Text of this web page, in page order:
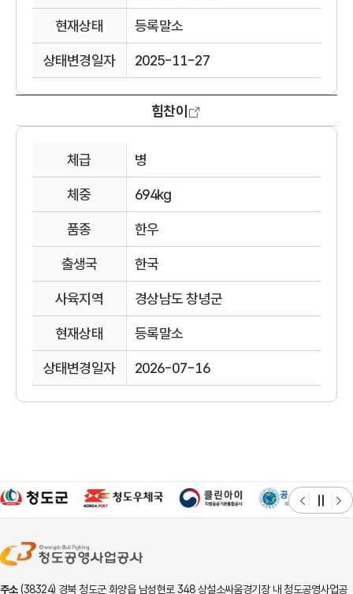
현재상태 등록말소
상태변경일자 2025-11-27
힘찬이
체급 병
체중 694kg
품종 한우
출생국 한국
사육지역 경상남도 창녕군
현재상태 등록말소
상태변경일자 2026-07-16
주소(38324) 경북 청도군 화양읍 남성현로 348 상설소싸움경기장 내 청도공영사업공